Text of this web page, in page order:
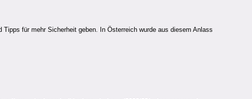
für mehr Sicherheit geben. In Österreich wurde aus diesem Anlass